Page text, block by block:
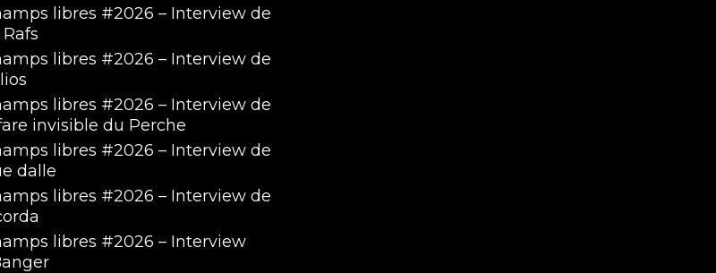
libres #2026 – Interview de
libres #2026 – Interview de
libres #2026 – Interview de
invisible du Perche
libres #2026 – Interview de
dalle
libres #2026 – Interview de
libres #2026 – Interview